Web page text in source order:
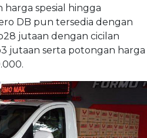
spesial hingga
DB pun tersedia dengan
jutaan dengan cicilan
jutaan serta potongan harga